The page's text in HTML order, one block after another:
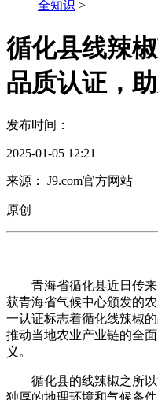
全知识 >
循化县线辣
品质认证，
发布时间：
2025-01-05 12:21
来源： J9.com官方网站
原创
青海省循化县近日传来
获青海省气候中心颁发的
一认证标志着循化线辣椒
推动当地农业产业链的全
义。
循化县的线辣椒之所以
独厚的地理环境和气候条